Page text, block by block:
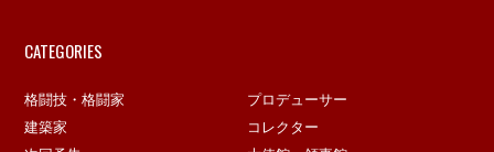
CATEGORIES
格闘技・格闘家
プロデューサー
建築家
コレクター